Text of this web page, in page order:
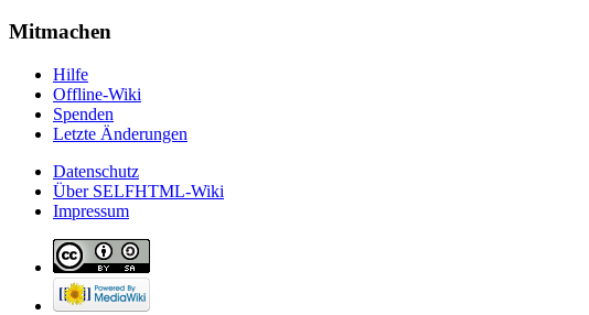
Mitmachen
Hilfe
Offline-Wiki
Spenden
Letzte Änderungen
Datenschutz
Über SELFHTML-Wiki
Impressum